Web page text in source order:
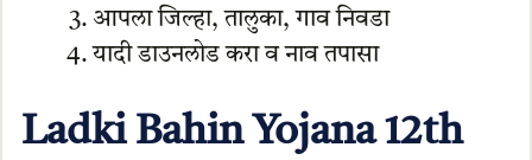
आपला जिल्हा, तालुका, गाव निवडा
यादी डाउनलोड करा व नाव तपासा
Ladki Bahin Yojana 12th